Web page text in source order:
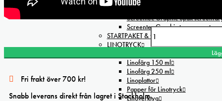
Screentec Graphic opak
Screentec Graphic transparent
STARTPAKET & färgset
LINOTRYCK
Linofärg 150 ml
Linofärg 250 ml
Linoplattor
Papper för Linotryck
Linoverktyg
Sennelier akrylfärg primer for pastels mängd
Fri frakt över 700 kr!
Snabb leverans direkt från lagret i Stockholm.